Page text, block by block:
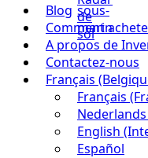
Blog
Comment
A propos de
Contactez-nous
Français
Français
Nederlands
English
Español